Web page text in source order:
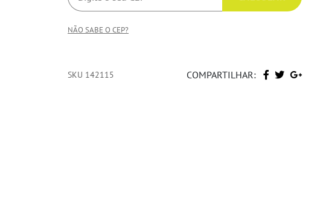
NÃO SABE O CEP?
SKU 142115 COMPARTILHAR: